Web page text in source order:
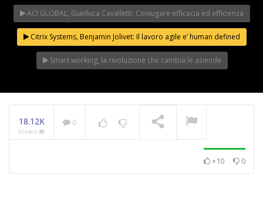
ACI GLOBAL, Gianluca Cavalletti: Coniugare efficacia ed efficienza
Citrix Systems, Benjamin Jolivet: Il lavoro agile e’ human defined
Smart working, la rivoluzione che cambia le aziende
18.12K
Views
0
+10 0